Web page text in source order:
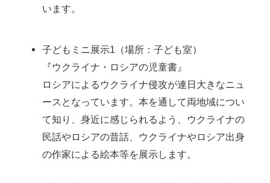
います。
子どもミニ展示1（場所：子ども室）
『ウクライナ・ロシアの児童書』
ロシアによるウクライナ侵攻が連日大きなニュ
ースとなっています。本を通して両地域につい
て知り、身近に感じられるよう、ウクライナの
民話やロシアの昔話、ウクライナやロシア出身
の作家による絵本等を展示します。